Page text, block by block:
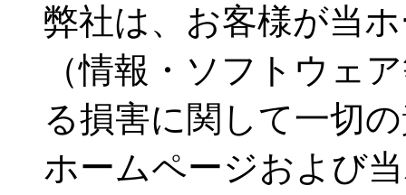
弊社は、お客様が当
（情報・ソフトウェ
る損害に関して一切
ホームページおよび